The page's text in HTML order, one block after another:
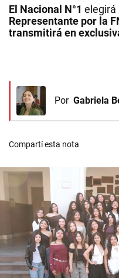
El Nacional N°1 elegirá
Representante por la
transmitirá en
Por Gabriela
Compartí esta nota